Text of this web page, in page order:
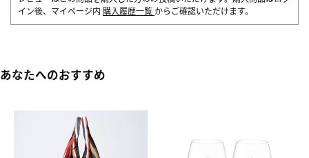
イン後、マイページ内 購入履歴一覧 からご確認いただけます。
あなたへのおすすめ